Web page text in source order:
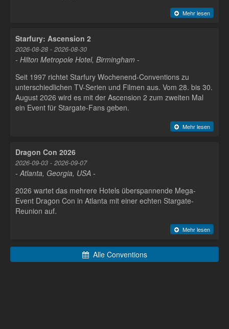
Mehr lesen
Starfury: Ascension 2
2026-08-28 - 2026-08-30
- Hilton Metropole Hotel, Birmingham -
Seit 1997 richtet Starfury Wochenend-Conventions zu
unterschiedlichen TV-Serien und Filmen aus. Vom 28. bis 30.
August 2026 wird es mit der Ascension 2 zum zweiten Mal
ein Event für Stargate-Fans geben.
Mehr lesen
Dragon Con 2026
2026-09-03 - 2026-09-07
- Atlanta, Georgia, USA -
2026 wartet das mehrere Hotels überspannende Mega-
Event Dragon Con in Atlanta mit einer echten Stargate-
Reunion auf.
Mehr lesen
Alle Conventions